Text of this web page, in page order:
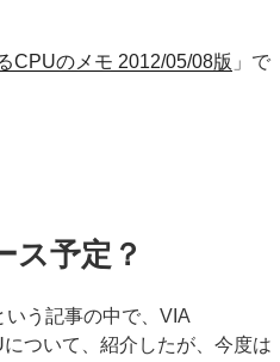
CPUのメモ 2012/05/08版 」で
ス予定？
いう記事の中で、VIA
ついて、紹介したが、今度は